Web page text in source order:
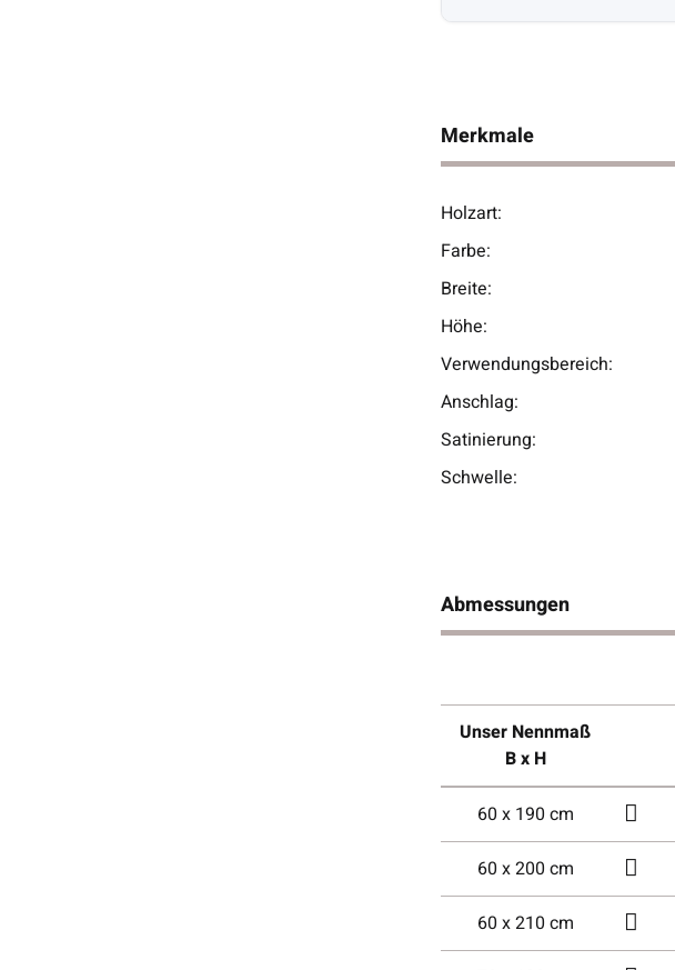
Merkmale
Produkteigenschaft
Wert
Holzart:
Farbe:
Breite:
Höhe:
Verwendungsbereich:
Anschlag:
Satinierung:
Schwelle:
Abmessungen
Unser Nennmaß
B x H
60 x 190 cm
60 x 200 cm
60 x 210 cm